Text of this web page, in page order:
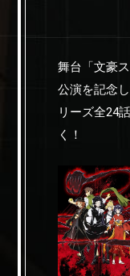
舞台「文豪
公演を記念
リーズ全24
く！